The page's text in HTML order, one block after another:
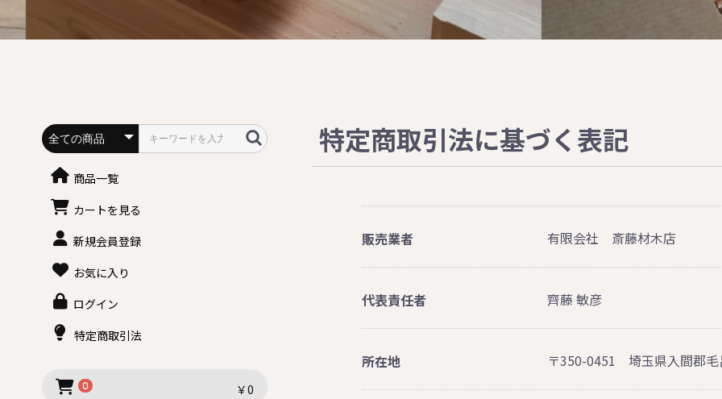
商品一覧
カートを見る
新規会員登録
お気に入り
ログイン
特定商取引法
0 ￥0
特定商取引法に基づく表記
販売業者 有限会社 斎藤材木店
代表責任者 齊藤 敏彦
所在地 〒350-0451 埼玉県入間郡毛